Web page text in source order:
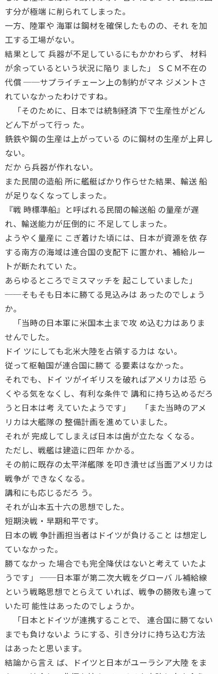
す分が極端 に削られてしまった。
一方、陸軍や 海軍は鋼材を確保したものの、それ を加
工する工場がない。
結果として 兵器が不足しているにもかかわらず、 材料
が余っているという状況に陥り ました」 ＳＣＭ不在の
代償 ──サプライチェーン上の制約がマネ ジメントさ
れていなかったわけですね。
「そのために、日本では統制経済 下で生産性がどん
どん下がって行っ た。
銑鉄や鋼の生産は上がっている のに鋼材の生産が上昇し
ない。
だか ら兵器が作れない。
また民間の造船 所に艦艇ばかり作らせた結果、輸送 船
が足りなくなってしまった。
『戦 時標準船』と呼ばれる民間の輸送船 の量産が遅
れ、輸送能力が圧倒的に 不足してしまった。
ようやく量産に こぎ着けた頃には、日本が資源を依 存
する南方の海域は連合国の支配下 に置かれ、補給ルー
トが断たれてい た。
あらゆるところでミスマッチを 起こしていました」
──そもそも日本に勝てる見込みは あったのでしょう
か。
「当時の日本軍に米国本土まで攻 め込む力はありま
せんでした。
ドイ ツにしても北米大陸を占領する力は ない。
従って枢軸国が連合国に勝て る要素はなかった。
それでも、ドイ ツがイギリスを破ればアメリカは恐 ら
くやる気をなくし、有利な条件で 講和に持ち込めるだろ
うと日本は考 えていたようです」 「また当時のアメ
リカは大艦隊の 整備計画を進めていました。
それが 完成してしまえば日本は歯が立たな くなる。
ただし、戦艦は建造に四年 かかる。
その前に既存の太平洋艦隊 を叩き潰せば当面アメリカは
戦争が できなくなる。
講和にも応じるだろ う。
それが山本五十六の思想でした。
短期決戦・早期和平です。
日本の戦 争計画担当者はドイツが負けること は想定し
ていなかった。
勝てなかっ た場合でも完全降伏はないと考えて いたよ
うです」 ──日本軍が第二次大戦をグローバ ル補給線
という戦略思想でとらえて いれば、戦争の勝敗も違って
いた可 能性はあったのでしょうか。
「日本とドイツが連携することで、 連合国に勝てない
までも負けないよ うにする、引き分けに持ち込む方法
はあったと思います。
結論から言え ば、ドイツと日本がユーラシア大陸 をま